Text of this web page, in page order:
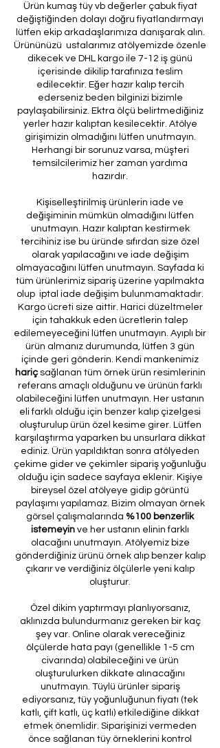
Ürün kumaş tüy vb değerler çabuk fiyat
değiştiğinden dolayı doğru fiyatlandırmayı
lütfen ekip arkadaşlarımıza danışarak alın.
Ürününüzü ustalarımız atölyemizde özenle
dikecek ve DHL kargo ile 7-12 iş günü
içerisinde dikilip tarafınıza teslim
edilecektir. Eğer hazır kalıp tercih
ederseniz beden bilginizi bizimle
paylaşabilirsiniz. Ektra ölçü belirtmediğiniz
yerler hazır kalıptan kesilecektir. Atölye
girişimizin olmadığını lütfen unutmayın.
Herhangi bir sorunuz varsa, müşteri
temsilcilerimiz her zaman yardıma
hazırdır.
Kişiselleştirilmiş ürünlerin iade ve
değişiminin mümkün olmadığını lütfen
unutmayın. Hazır kalıptan kestirmek
tercihiniz ise bu üründe sıfırdan size özel
olarak yapılacağını ve iade değişim
olmayacağını lütfen unutmayın. Sayfada ki
tüm ürünlerimiz sipariş üzerine yapılmakta
olup iptal iade değişim bulunmamaktadır.
Kargo ücreti size aittir. Harici düzeltmeler
için tahakkuk eden ücretlerin talep
edilemeyeceğini lütfen unutmayın. Ayıplı bir
ürün almanız durumunda, lütfen 3 gün
içinde geri gönderin. Kendi mankenimiz
hariçsağlanan tüm örnek ürün resimlerinin
referans amaçlı olduğunu ve ürünün farklı
olabileceğini lütfen unutmayın. Her ustanın
eli farklı olduğu için benzer kalıp çizelgesi
oluşturulup ürün özel kesime girer. Lütfen
karşılaştırma yaparken bu unsurlara dikkat
ediniz. Ürün yapıldıktan sonra atölyeden
çekime gider ve çekimler sipariş yoğunluğu
olduğu için sadece sayfaya eklenir. Kişiye
bireysel özel atölyeye gidip görüntü
paylaşımı yapılamaz. Bizim olmayan örnek
görsel çalışmalarında %100 benzerlik
istemeyin ve her ustanın elinin farklı
olacağını unutmayın. Atölyemiz bize
gönderdiğiniz ürünü örnek alıp benzer kalıp
çıkarır ve verdiğiniz ölçülerle yeni kalıp
oluşturur.
Özel dikim yaptırmayı planlıyorsanız,
aklınızda bulundurmanız gereken bir kaç
şey var. Online olarak vereceğiniz
ölçülerde hata payı (genellikle 1-5 cm
civarında) olabileceğini ve ürün
oluşturulurken dikkate alınacağını
unutmayın. Tüylü ürünler sipariş
ediyorsanız, tüy yoğunluğunun fiyatı (tek
katlı, çift katlı, üç katlı) etkilediğine dikkat
etmek önemlidir. Siparişinizi vermeden
önce sağlanan tüy örneklerini kontrol